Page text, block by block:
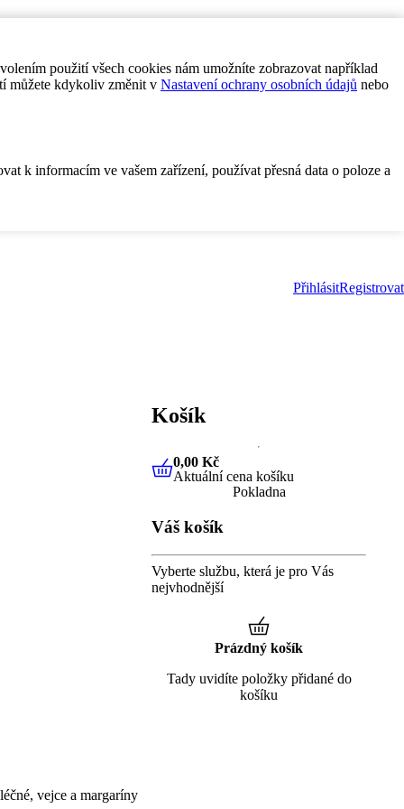
použití všech cookies nám umožníte zobrazovat například
můžete kdykoliv změnit v Nastavení ochrany osobních údajů nebo
k informacím ve vašem zařízení, používat přesná data o poloze a
PřihlásitRegistrovat
vejce a margaríny
Košík
0,00 KčAktuální cena košíku
0,00 Kč
Aktuální cena košíku
Pokladna
Váš košík
Vyberte službu, která je pro Vás
nejvhodnější
Prázdný košík
Tady uvidíte položky přidané do
košíku